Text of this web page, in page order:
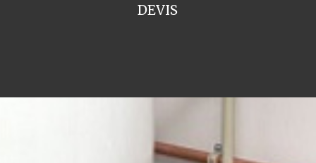
DEVIS